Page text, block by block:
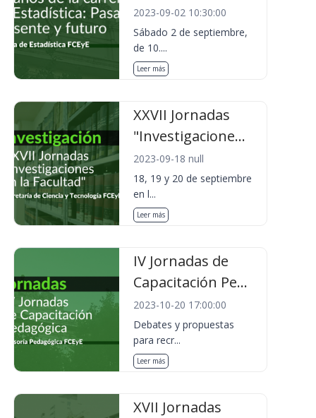
2023-09-02 10:30:00
Sábado 2 de septiembre,
de 10....
Leer más
XXVII Jornadas
"Investigacione...
2023-09-18 null
18, 19 y 20 de septiembre
en l...
Leer más
IV Jornadas de
Capacitación Pe...
2023-10-20 17:00:00
Debates y propuestas
para recr...
Leer más
XVII Jornadas